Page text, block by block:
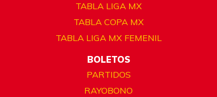
TABLA LIGA MX
TABLA COPA MX
TABLA LIGA MX FEMENIL
BOLETOS
PARTIDOS
RAYOBONO